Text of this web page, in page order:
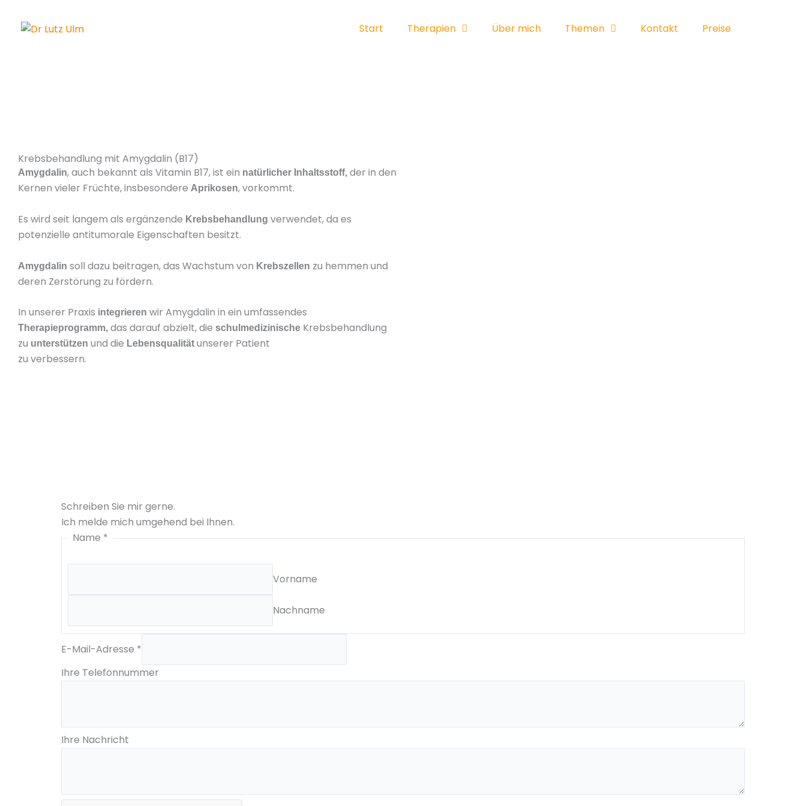
Inhalt
Start Therapien Über mich Themen Kontakt Preise
Krebsbehandlung mit Amygdalin (B17)
Amygdalin, auch bekannt als Vitamin B17, ist ein natürlicher Inhaltsstoff, der in den
Kernen vieler Früchte, insbesondere Aprikosen, vorkommt.
Es wird seit langem als ergänzende Krebsbehandlung verwendet, da es
potenzielle antitumorale Eigenschaften besitzt.
Amygdalin soll dazu beitragen, das Wachstum von Krebszellen zu hemmen und
deren Zerstörung zu fördern.
In unserer Praxis integrieren wir Amygdalin in ein umfassendes
Therapieprogramm, das darauf abzielt, die schulmedizinische Krebsbehandlung
zu unterstützen und die Lebensqualität unserer Patient
zu verbessern.
Schreiben Sie mir gerne.
Ich melde mich umgehend bei Ihnen.
Name *
Vorname
Nachname
Ihre
E-
E-Mail-Adresse *
Ihre Telefonnummer
Ihre Nachricht